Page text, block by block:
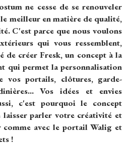
ne cesse de se renouveler
meilleur en matière de qualité,
C'est parce que nous voulons
qui vous ressemblent,
de créer Fresk, un concept à la
qui permet la personnalisation
vos portails, clôtures, garde-
Vos idées et envies
c'est pourquoi le concept
laisser parler votre créativité et
avec le portail Walig et
!